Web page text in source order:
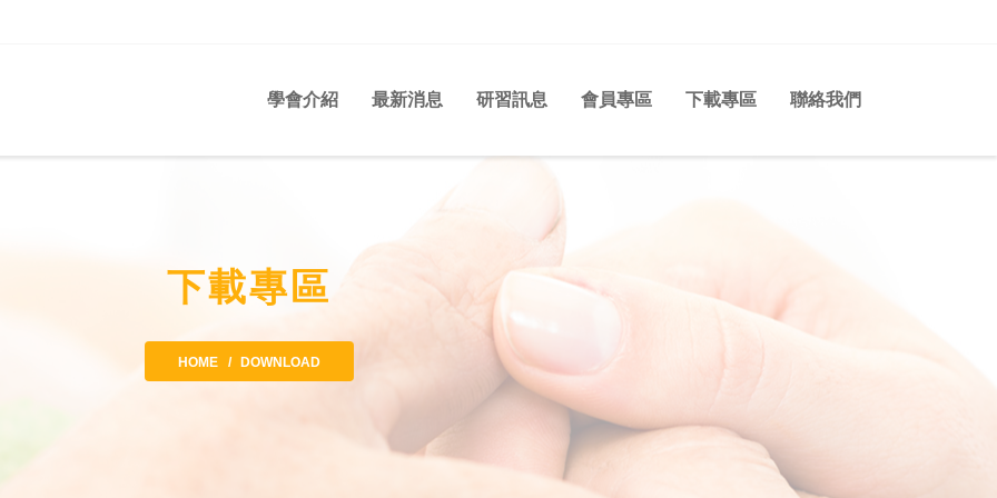
學會介紹 最新消息 研習訊息 會員專區 下載專區 聯絡我們
下載專區
HOME DOWNLOAD